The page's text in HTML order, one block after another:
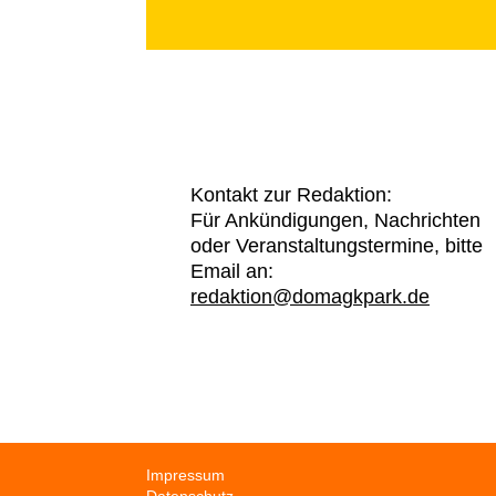
Kontakt zur Redaktion:
Für Ankündigungen, Nachrichten
oder Veranstaltungstermine, bitte
Email an:
redaktion@domagkpark.de
Navigation
Impressum